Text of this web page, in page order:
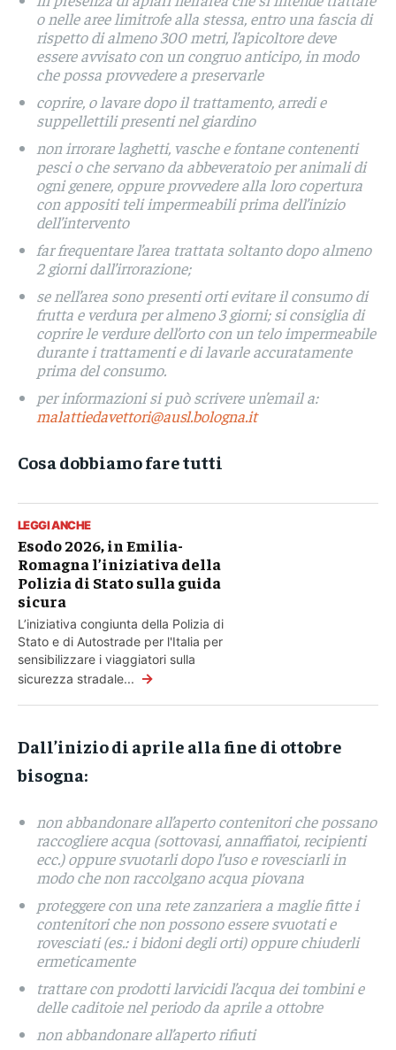
o nelle aree limitrofe alla stessa, entro una fascia di
rispetto di almeno 300 metri, l’apicoltore deve
essere avvisato con un congruo anticipo, in modo
che possa provvedere a preservarle
coprire, o lavare dopo il trattamento, arredi e
suppellettili presenti nel giardino
non irrorare laghetti, vasche e fontane contenenti
pesci o che servano da abbeveratoio per animali di
ogni genere, oppure provvedere alla loro copertura
con appositi teli impermeabili prima dell’inizio
dell’intervento
far frequentare l’area trattata soltanto dopo almeno
2 giorni dall’irrorazione;
se nell’area sono presenti orti evitare il consumo di
frutta e verdura per almeno 3 giorni; si consiglia di
coprire le verdure dell’orto con un telo impermeabile
durante i trattamenti e di lavarle accuratamente
prima del consumo.
per informazioni si può scrivere un’email a:
malattiedavettori@ausl.bologna.it
Cosa dobbiamo fare tutti
LEGGI ANCHE
Esodo 2026, in Emilia-
Romagna l’iniziativa della
Polizia di Stato sulla guida
sicura
L’iniziativa congiunta della Polizia di
Stato e di Autostrade per l'Italia per
sensibilizzare i viaggiatori sulla
sicurezza stradale... →
Dall’inizio di aprile alla fine di ottobre
bisogna:
non abbandonare all’aperto contenitori che possano
raccogliere acqua (sottovasi, annaffiatoi, recipienti
ecc.) oppure svuotarli dopo l’uso e rovesciarli in
modo che non raccolgano acqua piovana
proteggere con una rete zanzariera a maglie fitte i
contenitori che non possono essere svuotati e
rovesciati (es.: i bidoni degli orti) oppure chiuderli
ermeticamente
trattare con prodotti larvicidi l’acqua dei tombini e
delle caditoie nel periodo da aprile a ottobre
non abbandonare all’aperto rifiuti